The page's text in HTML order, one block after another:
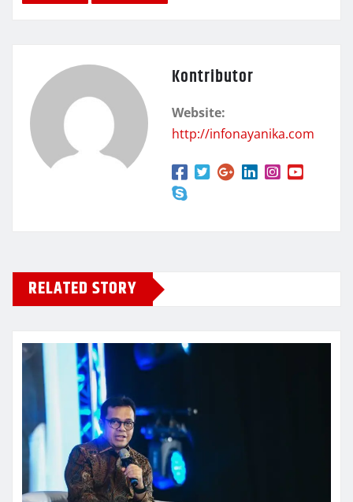
Kontributor
Website:
http://infonayanika.com
RELATED STORY